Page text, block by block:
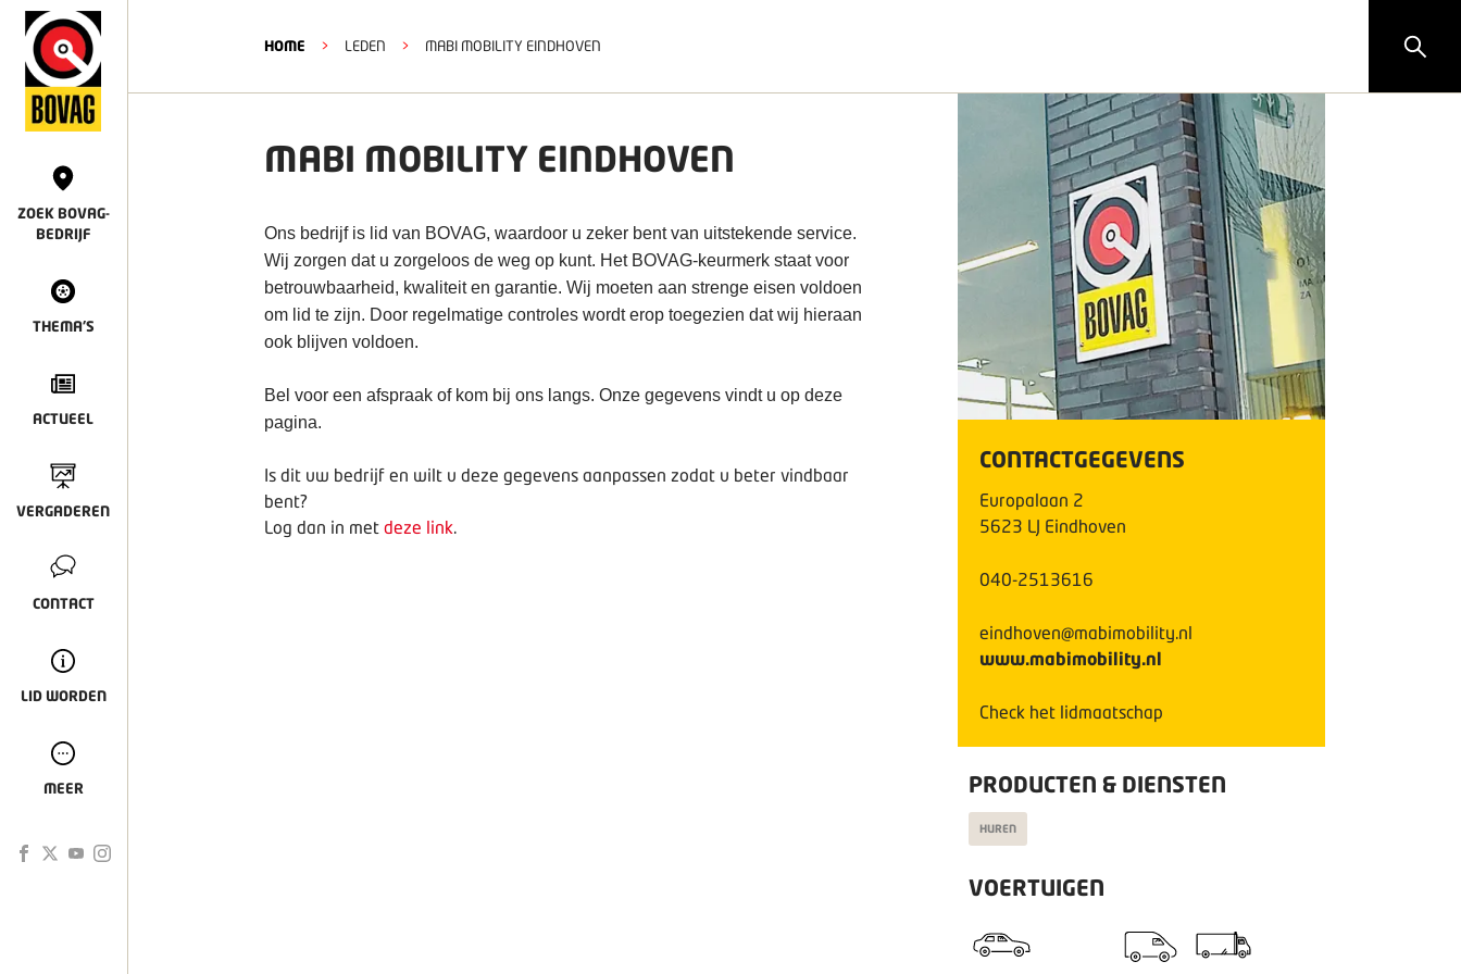
ZOEK BOVAG-
BEDRIJF
THEMA'S
ACTUEEL
VERGADEREN
CONTACT
LID WORDEN
MEER
HOME > LEDEN > MABI MOBILITY EINDHOVEN
MABI MOBILITY EINDHOVEN
Ons bedrijf is lid van BOVAG, waardoor u zeker bent van uitstekende service.
Wij zorgen dat u zorgeloos de weg op kunt. Het BOVAG-keurmerk staat voor
betrouwbaarheid, kwaliteit en garantie. Wij moeten aan strenge eisen voldoen
om lid te zijn. Door regelmatige controles wordt erop toegezien dat wij hieraan
ook blijven voldoen.
Bel voor een afspraak of kom bij ons langs. Onze gegevens vindt u op deze
pagina.
Is dit uw bedrijf en wilt u deze gegevens aanpassen zodat u beter vindbaar
bent?
Log dan in met deze link.
CONTACTGEGEVENS
Europalaan 2
5623 LJ Eindhoven
040-2513616
eindhoven@mabimobility.nl
www.mabimobility.nl
Check het lidmaatschap
PRODUCTEN & DIENSTEN
HUREN
VOERTUIGEN